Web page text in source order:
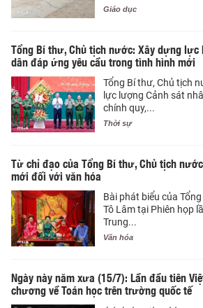
Giáo dục
Tổng Bí thư, Chủ tịch nước: Xây dựng
dân đáp ứng yêu cầu trong tình hình mới
Tổng Bí thư, Chủ tịch
lực lượng Cảnh sát
chính quy,...
Thời sự
Từ chỉ đạo của Tổng Bí thư, Chủ tịch
mới đối với văn hóa
Bài phát biểu của
Tô Lâm tại Phiên họp
Trung...
Văn hóa
Ngày này năm xưa (15/7): Lần đầu tiên
chương về Toán học trên trường quốc tế